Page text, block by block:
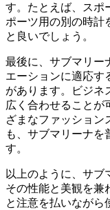
す。たとえば、スポ
ポーツ用の別の時計
と良いでしょう。
最後に、サブマリー
エーションに適応す
があります。ビジネ
広く合わせることが
ざまなファッション
も、サブマリーナを
す。
以上のように、サブ
その性能と美観を兼
と注意を払いながら